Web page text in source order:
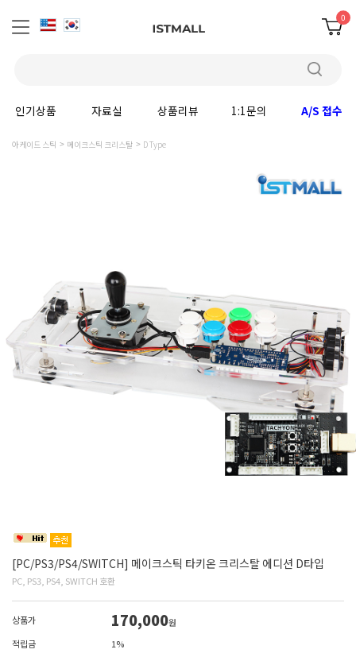
0
인기상품 자료실 상품리뷰 1:1문의 A/S 접수
아케이드 스틱 메이크스틱 크리스탈 D Type
[PC/PS3/PS4/SWITCH] 메이크스틱 타키온 크리스탈 에디션 D타입
PC, PS3, PS4, SWITCH 호환
상품가 170,000원
적립금
1%